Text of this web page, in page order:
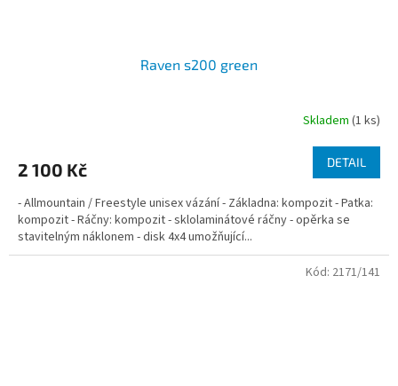
Raven s200 green
Skladem (1 ks)
2 100 Kč DETAIL
- Allmountain / Freestyle unisex vázání - Základna: kompozit - Patka:
kompozit - Ráčny: kompozit - sklolaminátové ráčny - opěrka se
stavitelným náklonem - disk 4x4 umožňující...
Kód: 2171/141